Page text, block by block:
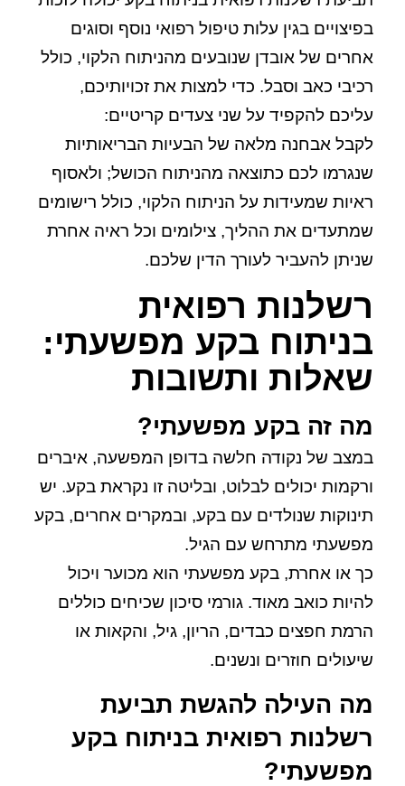
בפיצויים בגין עלות טיפול רפואי נוסף וסוגים
אחרים של אובדן שנובעים מהניתוח הלקוי, כולל
רכיבי כאב וסבל. כדי למצות את זכויותיכם,
עליכם להקפיד על שני צעדים קריטיים:
לקבל אבחנה מלאה של הבעיות הבריאותיות
שנגרמו לכם כתוצאה מהניתוח הכושל; ולאסוף
ראיות שמעידות על הניתוח הלקוי, כולל רישומים
שמתעדים את ההליך, צילומים וכל ראיה אחרת
שניתן להעביר לעורך הדין שלכם.
רשלנות רפואית
בניתוח בקע מפשעתי:
שאלות ותשובות
מה זה בקע מפשעתי?
במצב של נקודה חלשה בדופן המפשעה, איברים
ורקמות יכולים לבלוט, ובליטה זו נקראת בקע. יש
תינוקות שנולדים עם בקע, ובמקרים אחרים, בקע
מפשעתי מתרחש עם הגיל.
כך או אחרת, בקע מפשעתי הוא מכוער ויכול
להיות כואב מאוד. גורמי סיכון שכיחים כוללים
הרמת חפצים כבדים, הריון, גיל, והקאות או
שיעולים חוזרים ונשנים.
מה העילה להגשת תביעת
רשלנות רפואית בניתוח בקע
מפשעתי?